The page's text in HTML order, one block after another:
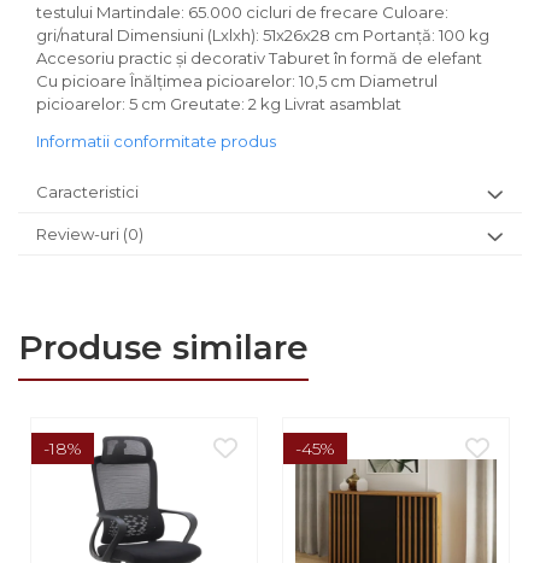
testului Martindale: 65.000 cicluri de frecare Culoare:
gri/natural Dimensiuni (Lxlxh): 51x26x28 cm Portanţă: 100 kg
Accesoriu practic şi decorativ Taburet în formă de elefant
Cu picioare Înălţimea picioarelor: 10,5 cm Diametrul
picioarelor: 5 cm Greutate: 2 kg Livrat asamblat
Informatii conformitate produs
Caracteristici
Review-uri (0)
Produse similare
-18% -45%